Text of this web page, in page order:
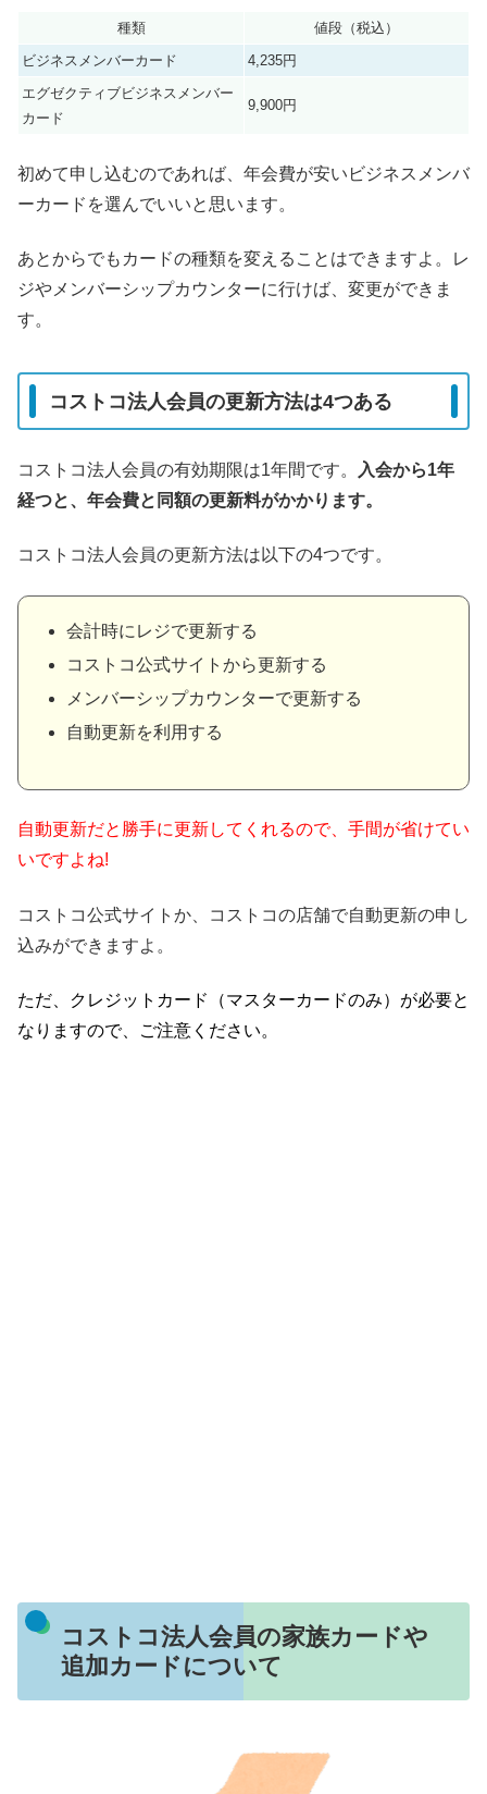
種類
値段（税込）
ビジネスメンバーカード
4,235円
エグゼクティブビジネスメンバー
カード
9,900円
初めて申し込むのであれば、年会費が安いビジネスメンバ
ーカードを選んでいいと思います。
あとからでもカードの種類を変えることはできますよ。レ
ジやメンバーシップカウンターに行けば、変更ができま
す。
コストコ法人会員の更新方法は4つある
コストコ法人会員の有効期限は1年間です。
入会から1年
経つと、年会費と同額の更新料がかかります。
コストコ法人会員の更新方法は以下の4つです。
会計時にレジで更新する
コストコ公式サイトから更新する
メンバーシップカウンターで更新する
自動更新を利用する
自動更新だと勝手に更新してくれるので、手間が省けてい
いですよね!
コストコ公式サイトか、コストコの店舗で自動更新の申し
込みができますよ。
ただ、クレジットカード（マスターカードのみ）が必要と
なりますので、ご注意ください。
コストコ法人会員の家族カードや
追加カードについて